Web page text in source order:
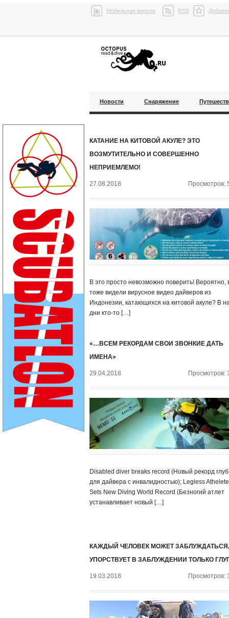
Мобильная версия RSS
Новости Снаряжение
КАТАНИЕ НА КИТОВОЙ АКУЛЕ? ЭТО
ВОЗМУТИТЕЛЬНО И СОВЕРШЕННО
НЕПРИЕМЛЕМО!
27.08.2018 Просмотров:
В это просто невозможно поверить! Вероятно,
тоже видели вирусное видео дайверов из
Индонезии, катающихся на китовой акуле? В
дни кто-то […]
«…ВСЕМ РЕКОРДАМ СВОИ ЗВОНКИЕ ДАТЬ
ИМЕНА»
29.04.2018 Просмотров:
Disabled diver breaks record (Новый рекорд
для дайвера с инвалидностью); Legless Athelete
Sets New Diving World Record (Безногий атлет
устанавливает новый […]
КАЖДЫЙ ЧЕЛОВЕК МОЖЕТ
УПОРСТВУЕТ В ЗАБЛУЖДЕНИИ ТОЛЬКО
19.03.2018 Просмотров: